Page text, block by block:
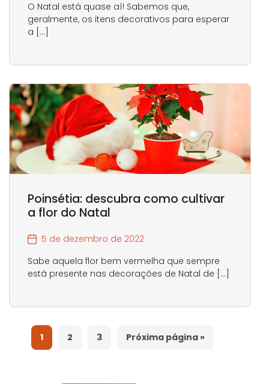
O Natal está quase aí! Sabemos que,
geralmente, os itens decorativos para esperar
a […]
Poinsétia: descubra como cultivar
a flor do Natal
5 de dezembro de 2022
Sabe aquela flor bem vermelha que sempre
está presente nas decorações de Natal de […]
1 2 3 Próxima página »